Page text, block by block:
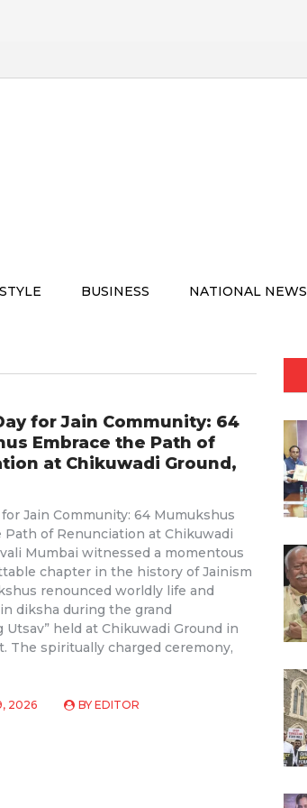
BUSINESS NATIONAL NEWS
for Jain Community: 64
Embrace the Path of
at Chikuwadi Ground,
Jain Community: 64 Mumukshus
Path of Renunciation at Chikuwadi
Mumbai witnessed a momentous
chapter in the history of Jainism
renounced worldly life and
diksha during the grand
Utsav” held at Chikuwadi Ground in
The spiritually charged ceremony,
2026 BY EDITOR